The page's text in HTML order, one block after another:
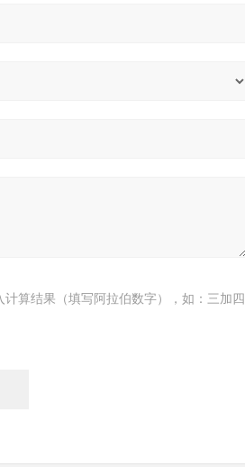
计算结果（填写阿拉伯数字），如：三加四